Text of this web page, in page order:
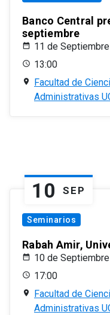
Banco Central
septiembre
11 de
13:00
Facultad de
Administrativas
10 SEP
Seminarios
Rabah Amir,
10 de
17:00
Facultad de
Administrativas